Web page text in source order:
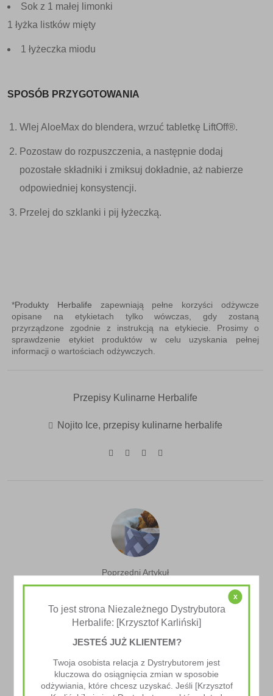
Sok z 1 małej limonki
1 łyżka listków mięty
1 łyżeczka miodu
SPOSÓB PRZYGOTOWANIA
Wlej AloeMax do blendera, wrzuć tabletkę LiftOff®.
Pozostaw do rozpuszczenia, a następnie dodaj
pozostałe składniki i zmiksuj dokładnie, aż nabierze
odpowiedniej konsystencji.
Przelej do szklanki i pij łyżeczką.
*Produkty Herbalife zapewniają pełne korzyści odżywcze
opisane na etykietach tylko wówczas, gdy zostaną
przyrządzone zgodnie z instrukcją na etykiecie. Prosimy o
sprawdzenie etykiet produktów w celu uzyskania pełnej
informacji o wartościach odżywczych.
Przepisy Kulinarne Herbalife
Nojito Ice, przepisy kulinarne herbalife
Poprzedni Artykuł
Owsiane Kokosanki Z Komosą
Ryżową
x
To jest strona Niezależnego Dystrybutora
Herbalife: [Krzysztof Karliński]
JESTEŚ JUŻ KLIENTEM?
Twoja osobista relacja z Dystrybutorem jest
kluczowa do osiągnięcia zmian w sposobie
odżywiania, które chcesz uzyskać. Jeśli [Krzysztof